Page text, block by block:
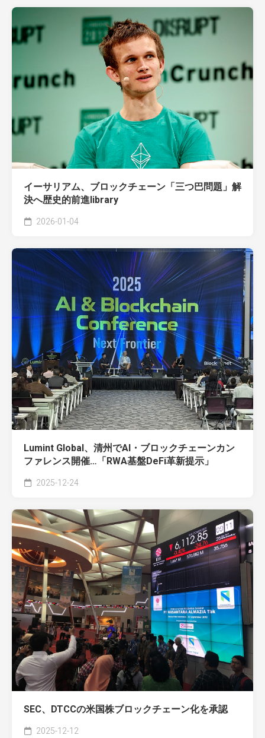
イーサリアム、ブロックチェーン「三つ巴問題」解
決へ歴史的前進library​
2026-01-04
Lumint Global、清州でAI・ブロックチェーンカン
ファレンス開催…「RWA基盤DeFi革新提示」
2025-12-24
SEC、DTCCの米国株ブロックチェーン化を承認
2025-12-12